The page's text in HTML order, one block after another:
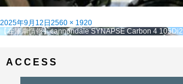
投
稿
2025年9月12日 フ
ル
2560 × 1920
投
ゲ
【在庫車情報】cannondale SYNAPSE Carbon 4 105Di2
ACCESS